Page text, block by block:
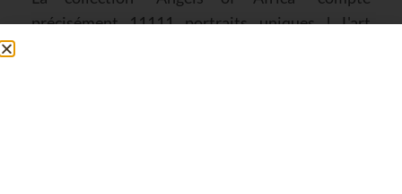
précisément 11111 portraits uniques ! L'art